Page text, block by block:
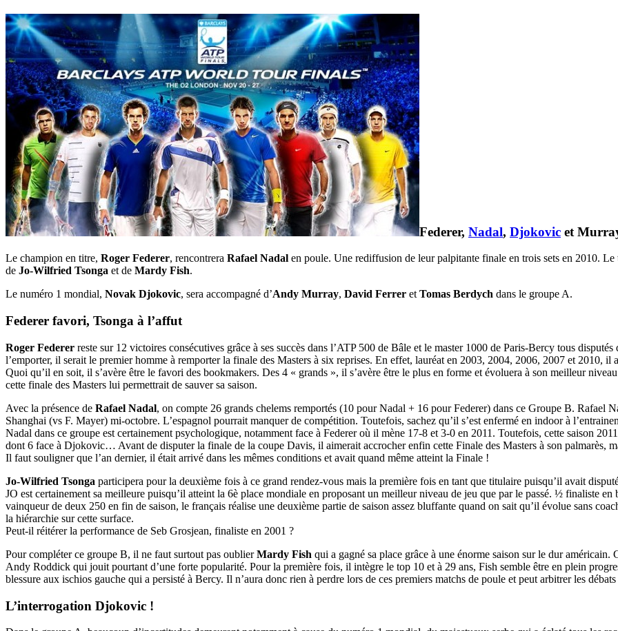
Federer, Nadal, Djokovic et
Le champion en titre, Roger Federer, rencontrera Rafael Nadal en poule. Une rediffusion de leur palpitante finale en trois sets en 2010.
de Jo-Wilfried Tsonga et de Mardy Fish.
Le numéro 1 mondial, Novak Djokovic, sera accompagné d’Andy Murray, David Ferrer et Tomas Berdych dans le groupe A.
Federer favori, Tsonga à l’affut
Roger Federer reste sur 12 victoires consécutives grâce à ses succès dans l’ATP 500 de Bâle et le master 1000 de Paris-Bercy tous
l’emporter, il serait le premier homme à remporter la finale des Masters à six reprises. En effet, lauréat en 2003, 2004, 2006, 2007 et 2010,
Quoi qu’il en soit, il s’avère être le favori des bookmakers. Des 4 « grands », il s’avère être le plus en forme et évoluera à son meilleur
cette finale des Masters lui permettrait de sauver sa saison.
Avec la présence de Rafael Nadal, on compte 26 grands chelems remportés (10 pour Nadal + 16 pour Federer) dans ce Groupe B. Rafael
Shanghai (vs F. Mayer) mi-octobre. L’espagnol pourrait manquer de compétition. Toutefois, sachez qu’il s’est enfermé en indoor à
Nadal dans ce groupe est certainement psychologique, notamment face à Federer où il mène 17-8 et 3-0 en 2011. Toutefois, cette saison
dont 6 face à Djokovic… Avant de disputer la finale de la coupe Davis, il aimerait accrocher enfin cette Finale des Masters à son palmarès,
Il faut souligner que l’an dernier, il était arrivé dans les mêmes conditions et avait quand même atteint la Finale !
Jo-Wilfried Tsonga participera pour la deuxième fois à ce grand rendez-vous mais la première fois en tant que titulaire puisqu’il avait
JO est certainement sa meilleure puisqu’il atteint la 6è place mondiale en proposant un meilleur niveau de jeu que par le passé. ½ finaliste
vainqueur de deux 250 en fin de saison, le français réalise une deuxième partie de saison assez bluffante quand on sait qu’il évolue sans
la hiérarchie sur cette surface.
Peut-il réitérer la performance de Seb Grosjean, finaliste en 2001 ?
Pour compléter ce groupe B, il ne faut surtout pas oublierMardy Fish qui a gagné sa place grâce à une énorme saison sur le dur
Andy Roddick qui jouit pourtant d’une forte popularité. Pour la première fois, il intègre le top 10 et à 29 ans, Fish semble être en plein
blessure aux ischios gauche qui a persisté à Bercy. Il n’aura donc rien à perdre lors de ces premiers matchs de poule et peut arbitrer les
L’interrogation Djokovic !